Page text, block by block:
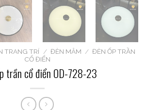
TRANG TRÍ / ĐÈN MÂM / ĐÈN ỐP TRẦN
CỔ ĐIỂN
trần cổ điển OD-728-23